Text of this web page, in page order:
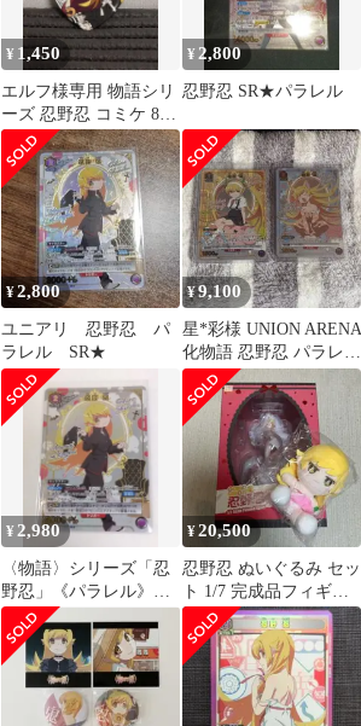
¥ 1,450
エルフ様専用 物語シリ
ーズ 忍野忍 コミケ 89
缶バッジ
¥2,800
忍野忍 SR★パラレル
¥2,800
ユニアリ 忍野忍 パ
ラレル SR★
¥9,100
星*彩様 UNION ARENA
化物語 忍野忍 パラレル
セット
¥ 2,980
〈物語〉シリーズ「忍
野忍」《パラレル》
SR★（スーパーレア
★）
¥20,500
忍野忍 ぬいぐるみ セッ
ト 1/7 完成品フィギュ
ア[Solarain]